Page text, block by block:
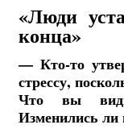
«Люди
конца»
— Кто-то
стрессу,
Что вы
Изменились ли